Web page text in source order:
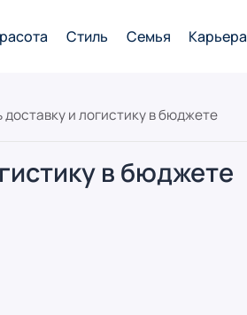
Стиль Семья Карьера
доставку и логистику в бюджете
в бюджете